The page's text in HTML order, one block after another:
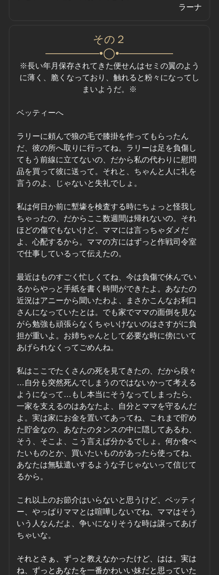
ラーナ
その２
—————•◯•—————
※長い年月保存されてきた便せんはセミの翼のよう
に薄く、脆くなっており、触れると粉々になってし
まいようだ。※
ベッティーへ
ラリーに頼んで狼の毛で膝掛を作ってもらったん
だ、彼の所へ取りに行ってね。ラリーは足を負傷し
てもう前線に立てないの、だから私の代わりに慰問
品を買って彼に送って。それと、ちゃんと人に礼を
言うのよ、じゃないと失礼でしょ。
私は何日か前に塹壕を検査する時にちょっと怪我し
ちゃったの、だからここ数週間は帰れないの。それ
ほどの傷でもないけど、ママには言っちゃダメだ
よ、心配するから。ママの方にはずっと作戦司令室
で仕事しているって伝えたの。
最近はものすごく忙しくてね、今は負傷で休んでい
るからやっと手紙を書く時間ができたよ。あなたの
近況はアニーから聞いたわよ、まさかこんなお利口
さんになっていたとは。でも家でママの面倒を見な
がら勉強も頑張らなくちゃいけないのはさすがに負
担が重いよ。お姉ちゃんとして必要な時に傍にいて
あげられなくってごめんね。
私はここでたくさんの死を見てきたの、だから段々
…自分も突然死んでしまうのではないかって考える
ようになって…もし本当にそうなってしまったら、
一家を支えるのはあなたよ、自分とママを守るんだ
よ。実は家にお金を置いてあってね、これまで貯め
た貯金なの、あなたのタンスの中に隠してあるわ、
そう、そこよ、こう言えば分かるでしょ。何か食べ
たいものとか、買いたいものがあったら使ってね、
あなたは無駄遣いするような子じゃないって信じて
るから。
これ以上のお節介はいらないと思うけど、ベッティ
ー、やっぱりママとは喧嘩しないでね、ママはそう
いう人なんだよ、争いになりそうな時は譲ってあげ
ちゃいな。
それとさぁ、ずっと教えなかったけど、はは。実は
ね、ずっとあなたを一番かわいい妹だと思っていた